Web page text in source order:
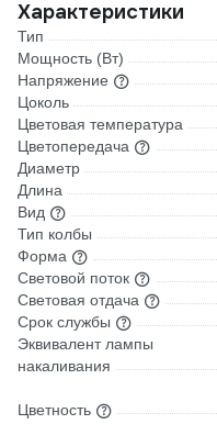
Характеристики
Тип
Мощность (Вт)
Напряжение
Цоколь
Цветовая температура
Цветопередача
Диаметр
Длина
Вид
Тип колбы
Форма
Световой поток
Световая отдача
Срок службы
Эквивалент лампы
накаливания
Цветность